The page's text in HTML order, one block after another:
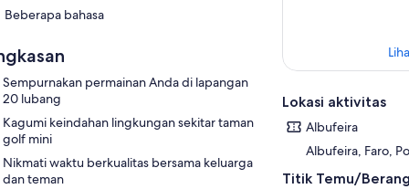
Beberapa bahasa
Sempurnakan permainan Anda di lapangan
20 lubang
Kagumi keindahan lingkungan sekitar taman
golf mini
Nikmati waktu berkualitas bersama keluarga
dan teman
Lokasi aktivitas
Albufeira
Albufeira, Faro,
Titik Temu/